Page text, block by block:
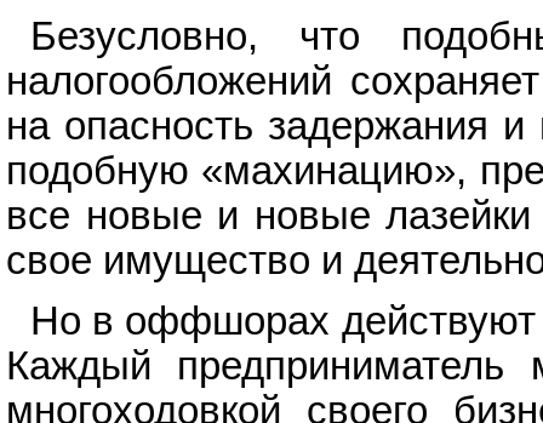
Безусловно, что
налогообложений
на опасность задержания и
подобную «махинацию»,
все новые и новые
свое имущество и
Но в оффшорах действуют
Каждый предприниматель
многоходовкой своего